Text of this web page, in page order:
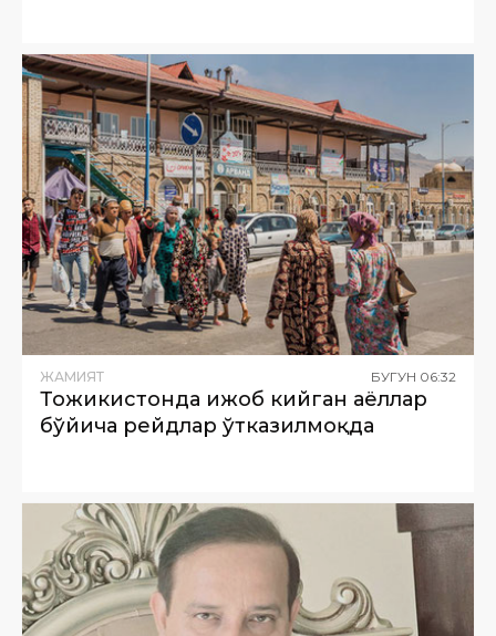
ЖАМИЯТ БУГУН 06:32
Тожикистонда ҳижоб кийган аёллар
бўйича рейдлар ўтказилмоқда